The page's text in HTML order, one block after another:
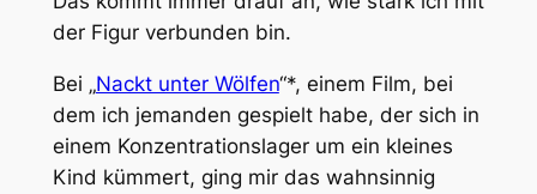
der Figur verbunden bin.
Bei „Nackt unter Wölfen“*, einem Film, bei
dem ich jemanden gespielt habe, der sich in
einem Konzentrationslager um ein kleines
Kind kümmert, ging mir das wahnsinnig